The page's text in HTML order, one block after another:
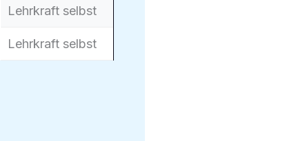
Lehrkraft selbst
Lehrkraft selbst